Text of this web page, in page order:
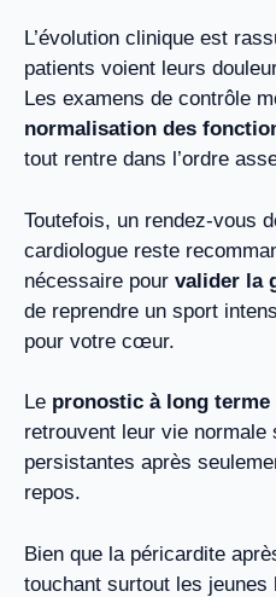
L’évolution clinique est
patients voient leurs
Les examens de contrôle
normalisation des
tout rentre dans l’ordre
Toutefois, un rendez-vous
cardiologue reste
nécessaire pour valider la
de reprendre un sport
pour votre cœur.
Le pronostic à long terme
retrouvent leur vie normale
persistantes après
repos.
Bien que la péricardite
touchant surtout les jeunes